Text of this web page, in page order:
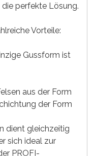
perfekte Lösung.
Vorteile:
Gussform ist
aus der Form
der Form
dient gleichzeitig
sich ideal zur
PROFI-